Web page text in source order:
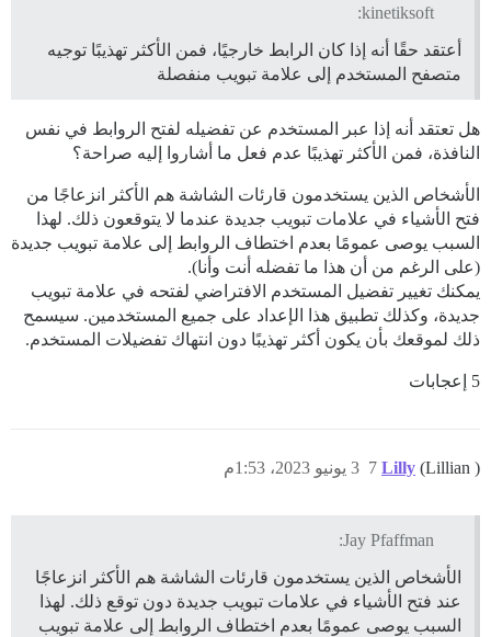
kinetiksoft:
أعتقد حقًا أنه إذا كان الرابط خارجيًا، فمن الأكثر تهذيبًا توجيه
متصفح المستخدم إلى علامة تبويب منفصلة
هل تعتقد أنه إذا عبر المستخدم عن تفضيله لفتح الروابط في نفس
النافذة، فمن الأكثر تهذيبًا عدم فعل ما أشاروا إليه صراحة؟
الأشخاص الذين يستخدمون قارئات الشاشة هم الأكثر انزعاجًا من
فتح الأشياء في علامات تبويب جديدة عندما لا يتوقعون ذلك. لهذا
السبب يوصى عمومًا بعدم اختطاف الروابط إلى علامة تبويب جديدة
(على الرغم من أن هذا ما تفضله أنت وأنا).
يمكنك تغيير تفضيل المستخدم الافتراضي لفتحه في علامة تبويب
جديدة، وكذلك تطبيق هذا الإعداد على جميع المستخدمين. سيسمح
ذلك لموقعك بأن يكون أكثر تهذيبًا دون انتهاك تفضيلات المستخدم.
5 إعجابات
Lilly (Lillian ) 3 يونيو 2023، 1:53م 7
Jay Pfaffman:
الأشخاص الذين يستخدمون قارئات الشاشة هم الأكثر انزعاجًا
عند فتح الأشياء في علامات تبويب جديدة دون توقع ذلك. لهذا
السبب يوصى عمومًا بعدم اختطاف الروابط إلى علامة تبويب